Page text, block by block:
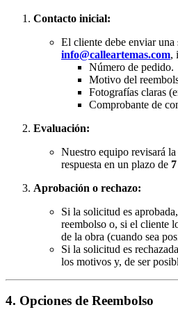
Contacto inicial:
El cliente debe enviar
info@calleartemas.com,
Número de pedido.
Motivo del
Fotografías claras
Comprobante de
Evaluación:
Nuestro equipo revisará
respuesta en un plazo de
Aprobación o rechazo:
Si la solicitud es
reembolso o, si el cliente
de la obra (cuando sea
Si la solicitud es
los motivos y, de ser
4. Opciones de Reembolso